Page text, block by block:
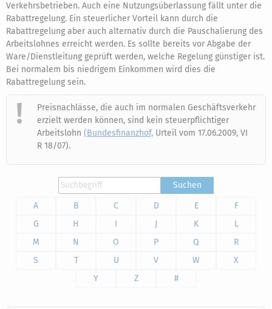
Verkehrsbetrieben. Auch eine Nutzungsüberlassung fällt unter die
Rabattregelung. Ein steuerlicher Vorteil kann durch die
Rabattregelung aber auch alternativ durch die Pauschalierung des
Arbeitslohnes erreicht werden. Es sollte bereits vor Abgabe der
Ware/Dienstleitung geprüft werden, welche Regelung günstiger ist.
Bei normalem bis niedrigem Einkommen wird dies die
Rabattregelung sein.
Preisnachlässe, die auch im normalen Geschäftsverkehr
erzielt werden können, sind kein steuerpflichtiger
Arbeitslohn (Bundesfinanzhof, Urteil vom 17.06.2009, VI
R 18/07).
Suchen
A
B C D E
F
G
H I J K
L
M
N O P Q
R
S
T U V W
X
Y
Z #